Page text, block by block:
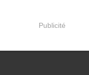
Publicité